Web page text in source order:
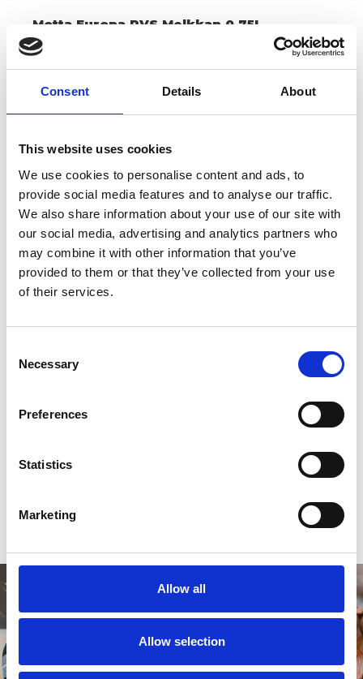
Consent Details About
This website uses cookies
We use cookies to personalise content and ads, to
provide social media features and to analyse our traffic.
We also share information about your use of our site with
our social media, advertising and analytics partners who
may combine it with other information that you’ve
provided to them or that they’ve collected from your use
of their services.
Selection
Necessary
Preferences
Statistics
Marketing
Allow all
Allow selection
Motta Europa RVS Melkkan 0,75L
vaste gereedschap van elke topbarista. De melkkan
uitstekende schenktuit.
Ideaal voor maken van de perfecte melkschuim
Inhoud 0,75L
Bekijk hier onze instructievideo voor melk
opschuimen én download hier onze
handleiding